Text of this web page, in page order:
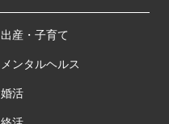
出産・子育て
メンタルヘルス
婚活